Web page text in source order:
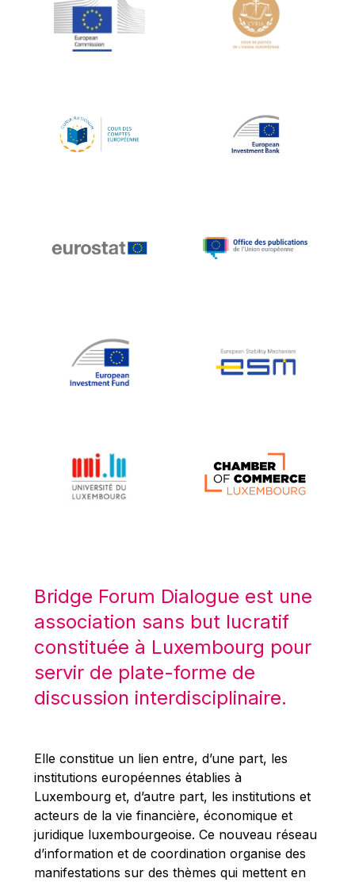
Jean-Louis Schiltz
Jean-Victor Louis
Johnny Åkerholm
Katharien L.C. Hunt
Klaus-Heiner Lehne
Koen LENAERTS
Lars Heikensten
Lucas Papademos
Máire Geoghegan-Quinn
Mario Centeno
Mario Monti
Maroš ŠEFČOVIČ
Martin Bailey
Martine Reicherts
Michael Sohlman
Michel Goedert
Mireille Delmas-Marty
Nobuo Tanaka
Otmar Issing
Bridge Forum Dialogue est une
association sans but lucratif
constituée à Luxembourg pour
servir de plate-forme de
discussion interdisciplinaire.
Elle constitue un lien entre, d’une part, les
institutions européennes établies à
Luxembourg et, d’autre part, les institutions et
acteurs de la vie financière, économique et
juridique luxembourgeoise. Ce nouveau réseau
d’information et de coordination organise des
manifestations sur des thèmes qui mettent en